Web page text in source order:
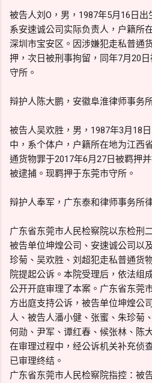
被告人刘O，男，1987年5月16日出
系安速诚公司实际负责人，户籍所
深圳市宝安区。因涉嫌犯走私普通
押，次日被刑事拘留，同年7月20
守所。
辩护人陈大鹏，安徽阜淮律师事务
被告人吴欢胜，男，1987年3月18
中，系个体户，户籍所在地为江西
通货物罪于2017年6月27日被羁押
被逮捕。现羁押于东莞市守所。
辩护人奉军，广东泰和律师事务所
广东省东莞市人民检察院以东检刑
被告单位坤煌公司、安速诚公司以
珍菊、吴欢胜、刘超犯走私普通货
院提起公诉。本院受理后，依法组
公开开庭审理了本案。广东省东莞
方出庭支持公诉，被告单位坤煌公
人、被告人潘小健、张蜜、朱珍菊
何勋、尹军、谭红春、候张林、陈
在审理过程中，经公诉机关补充侦
已审理终结。
广东省东莞市人民检察院指控：被